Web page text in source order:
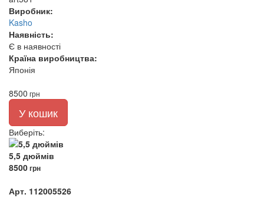
Виробник:
Kasho
Наявність:
Є в наявності
Країна виробництва:
Японія
8500 грн
У кошик
Виберіть:
5,5 дюймів
8500грн
Арт. 112005526